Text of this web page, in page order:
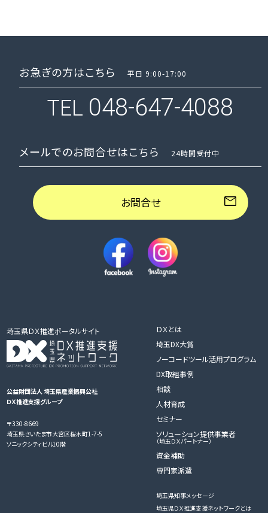
お急ぎの方はこちら 平日 9:00-17:00
TEL 048-647-4088
メールでのお問合せはこちら 24時間受付中
お問合せ
埼玉県ＤＸ推進ポータルサイト
公益財団法人 埼玉県産業振興公社
ＤＸ推進支援グループ
〒330-8669
埼玉県さいたま市大宮区桜木町1-7-5
ソニックシティビル10階
ＤＸとは
埼玉DX大賞
ノーコードツール活用プログラム
DX取組事例
相談
人材育成
セミナー
ソリューション提供事業者
（埼玉ＤＸパートナー）
資金補助
専門家派遣
埼玉県知事メッセージ
埼玉県ＤＸ推進支援ネットワークとは